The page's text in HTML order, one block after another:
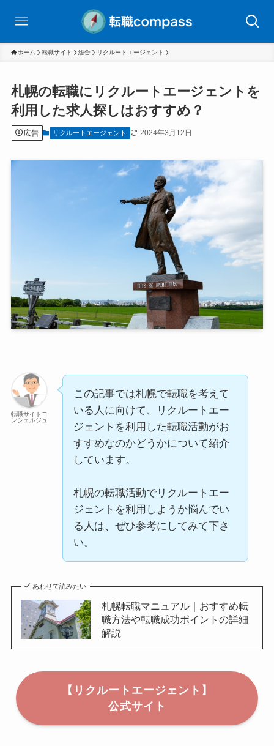
ホーム 転職サイト 総合 リクルートエージェント
札幌の転職にリクルートエージェントを
利用した求人探しはおすすめ？
広告 リクルートエージェント 2024年3月12日
転職サイトコ
ンシェルジュ
この記事では札幌で転職を考えて
いる人に向けて、リクルートエー
ジェントを利用した転職活動がお
すすめなのかどうかについて紹介
しています。
札幌の転職活動でリクルートエー
ジェントを利用しようか悩んでい
る人は、ぜひ参考にしてみて下さ
い。
あわせて読みたい
札幌転職マニュアル｜おすすめ転
職方法や転職成功ポイントの詳細
解説
【リクルートエージェント】
公式サイト